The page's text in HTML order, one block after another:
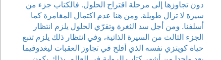
دون تجاوزها إلى مرحلة اقتراح الحلول. فالكتاب جزء من
سيرة لا تزال طويلة. ومن هنا عدم اكتمال المغامرة كما
أسلفنا. ومن أجل سد الثغرة وتقرّي الحلول يلزم انتظار
الجزء الثالث من السيرة الذاتية، وفي انتظار ذلك يلزم تتبع
حياة كويتزي نفسه الذي أفلح في تجاوز العقبات ليغدوفيما